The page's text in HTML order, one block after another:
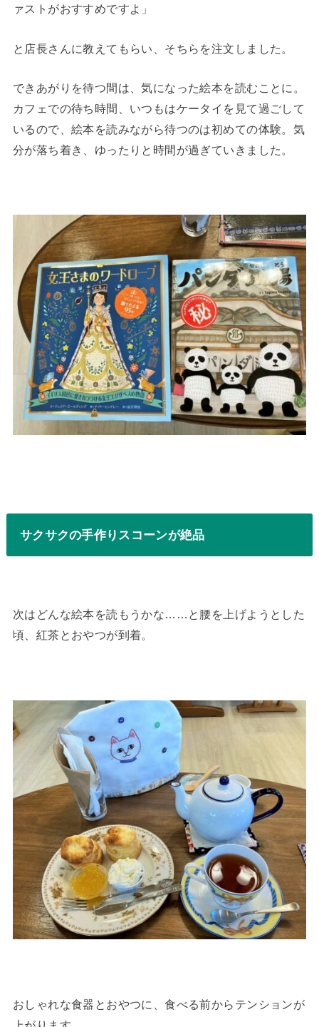
ァストがおすすめですよ」
と店長さんに教えてもらい、そちらを注文しました。
できあがりを待つ間は、気になった絵本を読むことに。
カフェでの待ち時間、いつもはケータイを見て過ごして
いるので、絵本を読みながら待つのは初めての体験。気
分が落ち着き、ゆったりと時間が過ぎていきました。
サクサクの手作りスコーンが絶品
次はどんな絵本を読もうかな……と腰を上げようとした
頃、紅茶とおやつが到着。
おしゃれな食器とおやつに、食べる前からテンションが